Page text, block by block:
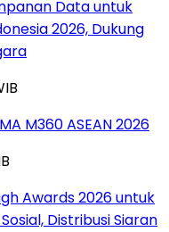
Data untuk
2026, Dukung
M360 ASEAN 2026
Awards 2026 untuk
Distribusi Siaran